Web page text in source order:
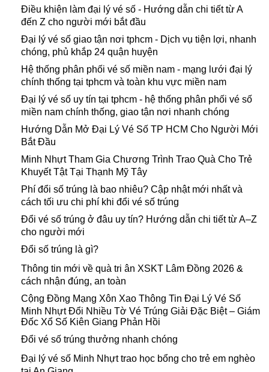
Điều khiện làm đại lý vé số - Hướng dẫn chi tiết từ A
đến Z cho người mới bắt đầu
Đại lý vé số giao tận nơi tphcm - Dịch vụ tiện lợi, nhanh
chóng, phủ khắp 24 quận huyện
Hệ thống phân phối vé số miền nam - mạng lưới đại lý
chính thống tại tphcm và toàn khu vực miền nam
Đại lý vé số uy tín tại tphcm - hệ thống phân phối vé số
miền nam chính thống, giao tận nơi nhanh chóng
Hướng Dẫn Mở Đại Lý Vé Số TP HCM Cho Người Mới
Bắt Đầu
Minh Nhựt Tham Gia Chương Trình Trao Quà Cho Trẻ
Khuyết Tật Tại Thạnh Mỹ Tây
Phí đổi số trúng là bao nhiêu? Cập nhật mới nhất và
cách tối ưu chi phí khi đổi vé số trúng
Đổi vé số trúng ở đâu uy tín? Hướng dẫn chi tiết từ A–Z
cho người mới
Đổi số trúng là gì?
Thông tin mới về quà tri ân XSKT Lâm Đồng 2026 &
cách nhận đúng, an toàn
Cộng Đồng Mạng Xôn Xao Thông Tin Đại Lý Vé Số
Minh Nhựt Đổi Nhiều Tờ Vé Trúng Giải Đặc Biệt – Giám
Đốc Xổ Số Kiên Giang Phản Hồi
Đổi vé số trúng thưởng nhanh chóng
Đại lý vé số Minh Nhựt trao học bổng cho trẻ em nghèo